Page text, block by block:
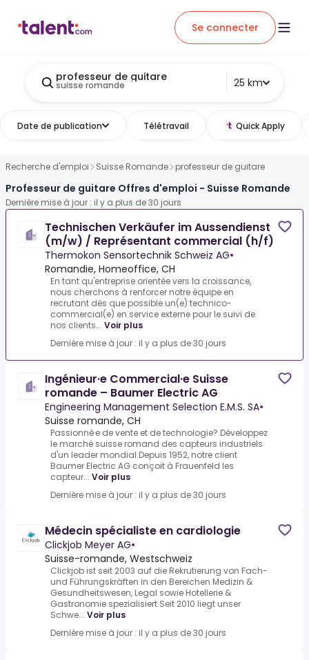
Se connecter
professeur de guitare
suisse romande 25 km
Date de publication Télétravail Quick Apply
Recherche d'emploi Suisse Romande professeur de guitare
Professeur de guitare Offres d'emploi - Suisse Romande
Dernière mise à jour : il y a plus de 30 jours
Technischen Verkäufer im Aussendienst
(m/w) / Représentant commercial (h/f)
Thermokon Sensortechnik Schweiz AG•
Romandie, Homeoffice, CH
En tant qu'entreprise orientée vers la croissance,
nous cherchons à renforcer notre équipe en
recrutant dès que possible un(e) technico-
commercial(e) en service externe pour le suivi de
nos clients... Voir plus
Dernière mise à jour : il y a plus de 30 jours
Ingénieur·e Commercial·e Suisse
romande – Baumer Electric AG
Engineering Management Selection E.M.S. SA•
Suisse romande, CH
Passionné·e de vente et de technologie? Développez
le marché suisse romand des capteurs industriels
d'un leader mondial.Depuis 1952, notre client
Baumer Electric AG conçoit à Frauenfeld les
capteur... Voir plus
Dernière mise à jour : il y a plus de 30 jours
Médecin spécialiste en cardiologie
Clickjob Meyer AG•
Suisse-romande, Westschweiz
Clickjob ist seit 2003 auf die Rekrutierung von Fach-
und Führungskräften in den Bereichen Medizin &
Gesundheitswesen, Legal sowie Hotellerie &
Gastronomie spezialisiert.Seit 2010 liegt unser
Schwe... Voir plus
Dernière mise à jour : il y a plus de 30 jours